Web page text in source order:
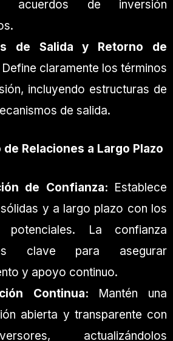
acuerdos de inversión
de Salida y Retorno de
Define claramente los términos
incluyendo estructuras de
de salida.
Relaciones a Largo Plazo
de Confianza: Establece
y a largo plazo con los
potenciales. La confianza
clave para asegurar
y apoyo continuo.
Continua: Mantén una
abierta y transparente con
actualizándolos